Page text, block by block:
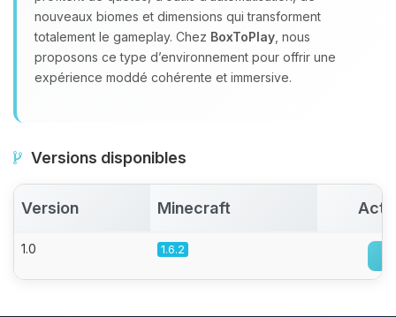
nouveaux biomes et dimensions qui transforment
totalement le gameplay. Chez BoxToPlay , nous
proposons ce type d’environnement pour offrir une
expérience moddé cohérente et immersive.
Versions disponibles
Version Minecraft
1.0 1.6.2